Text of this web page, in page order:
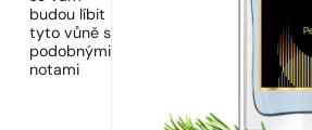
budou líbit
tyto vůně s
podobnými
notami